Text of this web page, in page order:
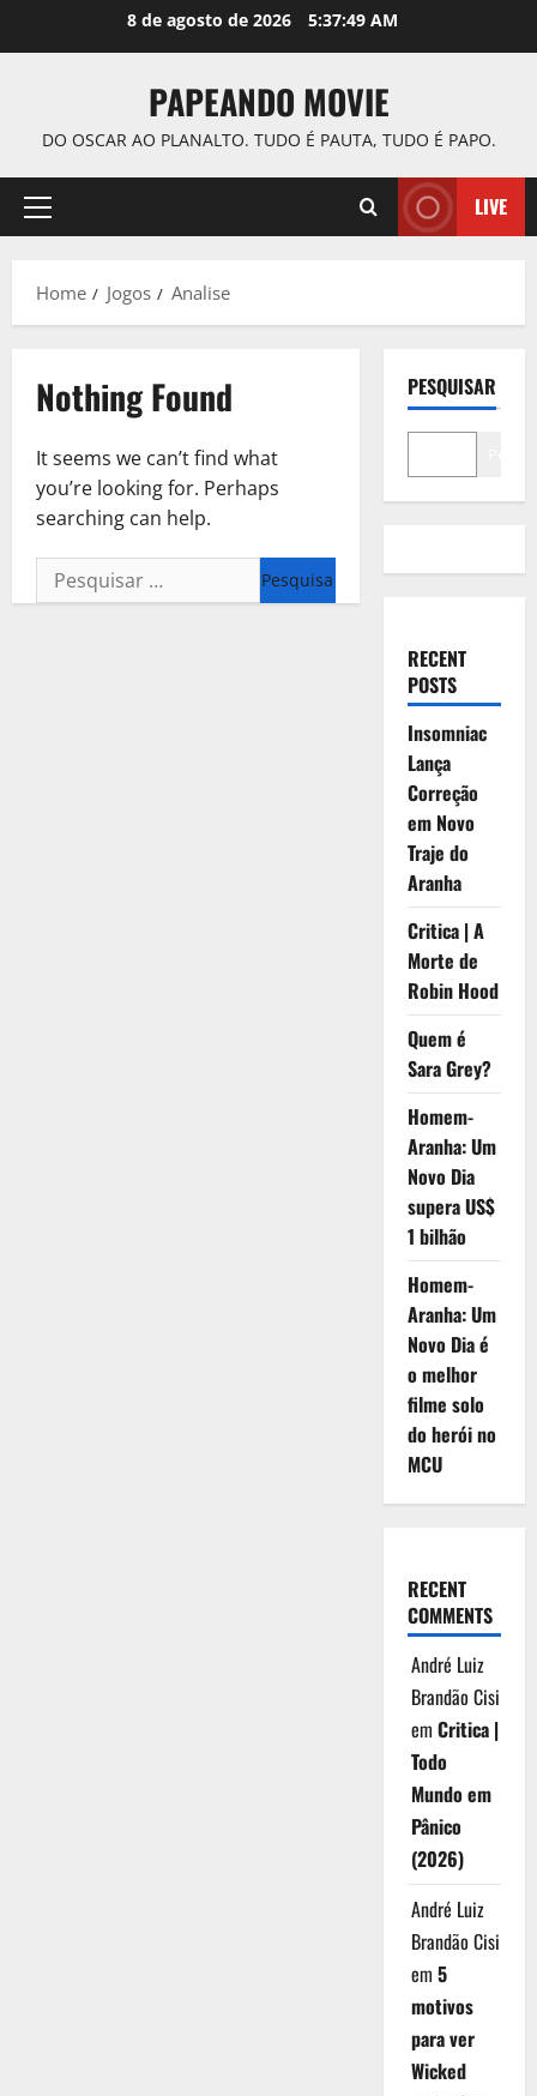
8 de agosto de 2026 5:37:49 AM
PAPEANDO MOVIE
DO OSCAR AO PLANALTO. TUDO É PAUTA, TUDO É PAPO.
Primary
LIVE
Home Jogos Analise
Nothing Found
It seems we can’t find what
you’re looking for. Perhaps
searching can help.
Pesquisar
por:
PESQUISAR
RECENT
POSTS
Insomniac
Lança
Correção
em Novo
Traje do
Aranha
Critica | A
Morte de
Robin Hood
Quem é
Sara Grey?
Homem-
Aranha: Um
Novo Dia
supera US$
1 bilhão
Homem-
Aranha: Um
Novo Dia é
o melhor
filme solo
do herói no
MCU
RECENT
COMMENTS
André Luiz
Brandão Cisi
em Critica |
Todo
Mundo em
Pânico
(2026)
André Luiz
Brandão Cisi
em 5
motivos
para ver
Wicked